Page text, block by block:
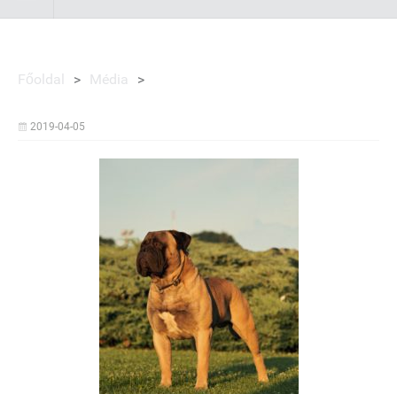
Főoldal > Média >
2019-04-05